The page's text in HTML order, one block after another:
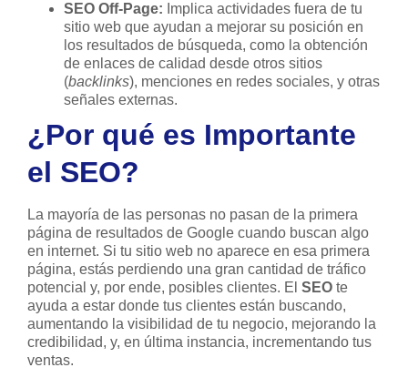
SEO Off-Page: Implica actividades fuera de tu
sitio web que ayudan a mejorar su posición en
los resultados de búsqueda, como la obtención
de enlaces de calidad desde otros sitios
(backlinks), menciones en redes sociales, y otras
señales externas.
¿Por qué es Importante
el SEO?
La mayoría de las personas no pasan de la primera
página de resultados de Google cuando buscan algo
en internet. Si tu sitio web no aparece en esa primera
página, estás perdiendo una gran cantidad de tráfico
potencial y, por ende, posibles clientes. El SEO te
ayuda a estar donde tus clientes están buscando,
aumentando la visibilidad de tu negocio, mejorando la
credibilidad, y, en última instancia, incrementando tus
ventas.